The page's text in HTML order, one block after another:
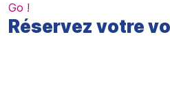
Go !
Réservez votre